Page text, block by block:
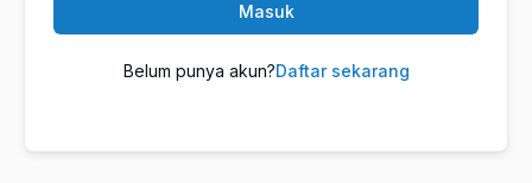
Masuk
Belum punya akun?Daftar sekarang